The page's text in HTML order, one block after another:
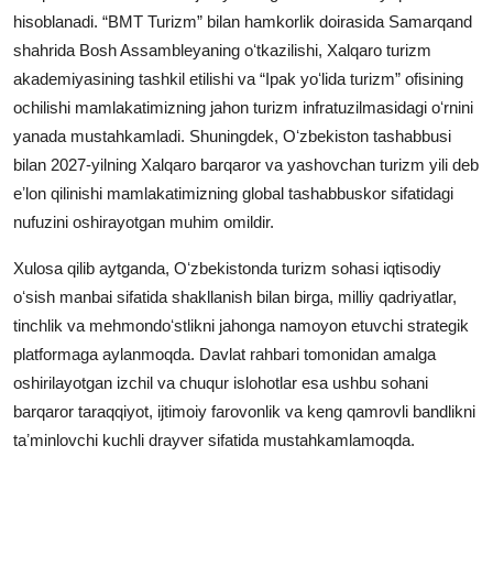
hisoblanadi. “BMT Turizm” bilan hamkorlik doirasida Samarqand
shahrida Bosh Assambleyaning oʻtkazilishi, Xalqaro turizm
akademiyasining tashkil etilishi va “Ipak yoʻlida turizm” ofisining
ochilishi mamlakatimizning jahon turizm infratuzilmasidagi oʻrnini
yanada mustahkamladi. Shuningdek, Oʻzbekiston tashabbusi
bilan 2027-yilning Xalqaro barqaror va yashovchan turizm yili deb
eʼlon qilinishi mamlakatimizning global tashabbuskor sifatidagi
nufuzini oshirayotgan muhim omildir.
Xulosa qilib aytganda, Oʻzbekistonda turizm sohasi iqtisodiy
oʻsish manbai sifatida shakllanish bilan birga, milliy qadriyatlar,
tinchlik va mehmondoʻstlikni jahonga namoyon etuvchi strategik
platformaga aylanmoqda. Davlat rahbari tomonidan amalga
oshirilayotgan izchil va chuqur islohotlar esa ushbu sohani
barqaror taraqqiyot, ijtimoiy farovonlik va keng qamrovli bandlikni
taʼminlovchi kuchli drayver sifatida mustahkamlamoqda.